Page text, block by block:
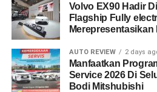
Volvo EX90 Hadir
Flagship Fully
AUTO REVIEW 2 days
Manfaatkan
Service 2026 Di
Bodi Mitshubishi